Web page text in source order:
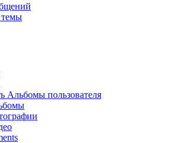
Альбомы пользователя